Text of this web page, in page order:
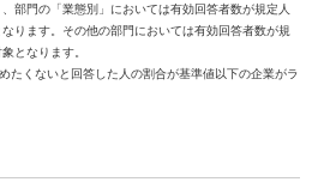
部門の「業態別」においては有効回答者数が規定人
ります。その他の部門においては有効回答者数が規
となります。
くないと回答した人の割合が基準値以下の企業がラ